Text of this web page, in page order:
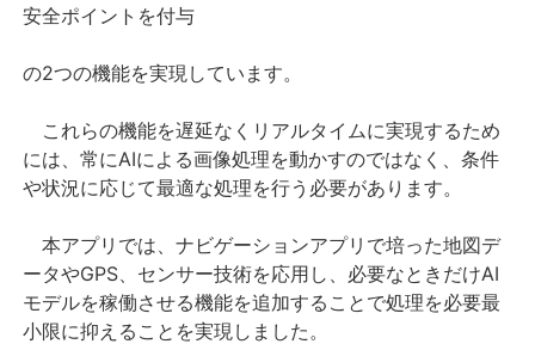
安全ポイントを付与
の2つの機能を実現しています。
これらの機能を遅延なくリアルタイムに実現するため
には、常にAIによる画像処理を動かすのではなく、条件
や状況に応じて最適な処理を行う必要があります。
本アプリでは、ナビゲーションアプリで培った地図デ
ータやGPS、センサー技術を応用し、必要なときだけAI
モデルを稼働させる機能を追加することで処理を必要最
小限に抑えることを実現しました。